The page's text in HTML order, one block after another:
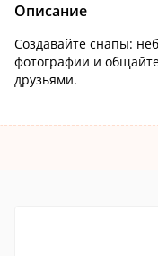
Описание
Создавайте снапы:
фотографии и
друзьями.